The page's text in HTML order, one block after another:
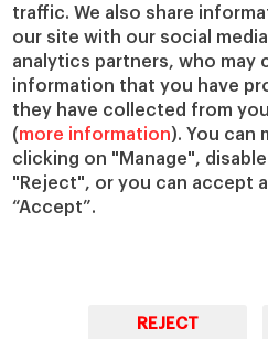
traffic. We also share
our site with our social
analytics partners, who may
information that you have
they have collected from
(more information). You can
clicking on "Manage",
"Reject", or you can accept
“Accept”.
REJECT